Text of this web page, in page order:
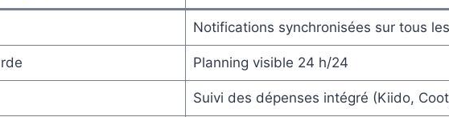
Notifications synchronisées sur tous
Planning visible 24 h/24
Suivi des dépenses intégré (Kiido,